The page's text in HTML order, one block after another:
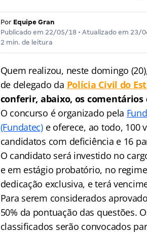
Por Equipe Gran
Publicado em 22/05/18• Atualizado em 23/
2 min. de leitura
Quem realizou, neste domingo
de delegado da Polícia Civil do
conferir, abaixo, os comentários
O concurso é organizado pela
(Fundatec)e oferece, ao todo, 100
candidatos com deficiência e 16
O candidato será investido no
e em estágio probatório, no
dedicação exclusiva, e terá
Para serem considerados
50% da pontuação das questões.
classificados serão convocados